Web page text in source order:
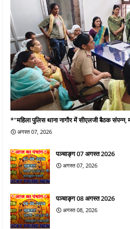
*"महिला पुलिस थाना नागौर में सीएलजी बैठक संपन्न,
अगस्त 07, 2026
पञ्चाङ्ग 07 अगस्त 2026
अगस्त 07, 2026
पञ्चाङ्ग 08 अगस्त 2026
अगस्त 08, 2026